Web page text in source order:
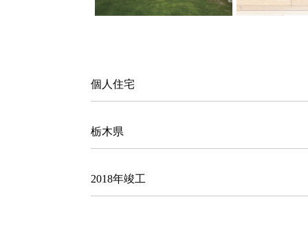
個人住宅
栃木県
2018年竣工